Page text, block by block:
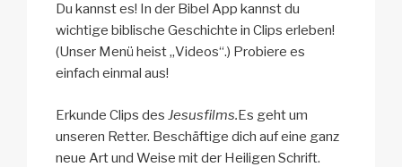
Du kannst es! In der Bibel App kannst du
wichtige biblische Geschichte in Clips erleben!
(Unser Menü heist „Videos“.) Probiere es
einfach einmal aus!
Erkunde Clips des Jesusfilms.Es geht um
unseren Retter. Beschäftige dich auf eine ganz
neue Art und Weise mit der Heiligen Schrift.